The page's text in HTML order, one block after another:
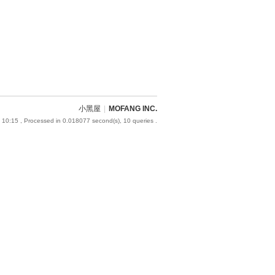
小黑屋 MOFANG INC.
10:15 , Processed in 0.018077 second(s), 10 queries .